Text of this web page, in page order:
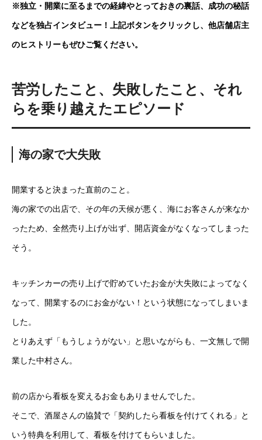
※独立・開業に至るまでの経緯やとっておきの裏話、成功の秘話
などを独占インタビュー！上記ボタンをクリックし、他店舗店主
のヒストリーもぜひご覧ください。
苦労したこと、失敗したこと、それ
らを乗り越えたエピソード
海の家で大失敗
開業すると決まった直前のこと。
海の家での出店で、その年の天候が悪く、海にお客さんが来なか
ったため、全然売り上げが出ず、開店資金がなくなってしまった
そう。
キッチンカーの売り上げで貯めていたお金が大失敗によってなく
なって、開業するのにお金がない！という状態になってしまいま
した。
とりあえず「もうしょうがない」と思いながらも、一文無しで開
業した中村さん。
前の店から看板を変えるお金もありませんでした。
そこで、酒屋さんの協賛で「契約したら看板を付けてくれる」と
いう特典を利用して、看板を付けてもらいました。